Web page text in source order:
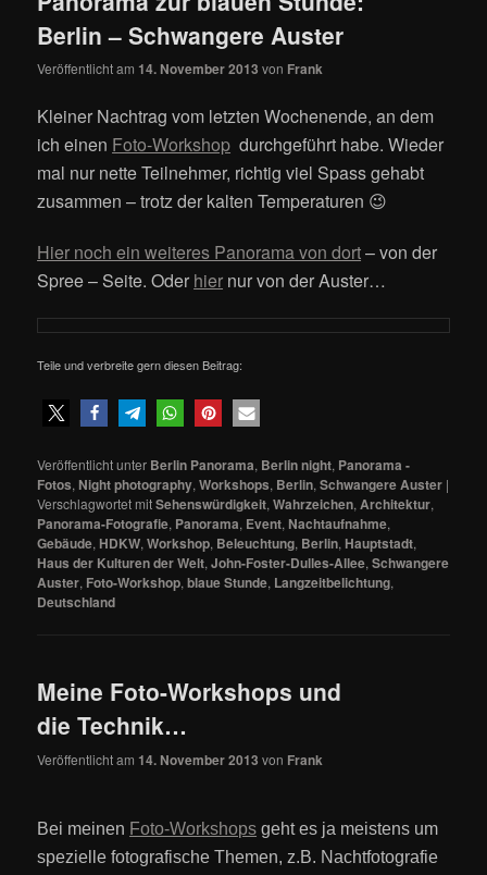
Berlin – Schwangere Auster
Veröffentlicht am 14. November 2013 von Frank
Kleiner Nachtrag vom letzten Wochenende, an dem
ich einen Foto-Workshop durchgeführt habe. Wieder
mal nur nette Teilnehmer, richtig viel Spass gehabt
zusammen – trotz der kalten Temperaturen 😉
Hier noch ein weiteres Panorama von dort– von der
Spree – Seite. Oder hier nur von der Auster…
Teile und verbreite gern diesen Beitrag:
Veröffentlicht unter Berlin Panorama, Berlin night, Panorama -
Fotos, Night photography,Workshops, Berlin,Schwangere Auster |
Verschlagwortet mitSehenswürdigkeit,Wahrzeichen, Architektur,
Panorama-Fotografie, Panorama, Event, Nachtaufnahme,
Gebäude, HDKW,Workshop, Beleuchtung, Berlin, Hauptstadt,
Haus der Kulturen der Welt,John-Foster-Dulles-Allee,Schwangere
Auster, Foto-Workshop,blaue Stunde, Langzeitbelichtung,
Deutschland
Meine Foto-Workshops und
die Technik…
Veröffentlicht am 14. November 2013 von Frank
Bei meinen Foto-Workshops geht es ja meistens um
spezielle fotografische Themen, z.B. Nachtfotografie